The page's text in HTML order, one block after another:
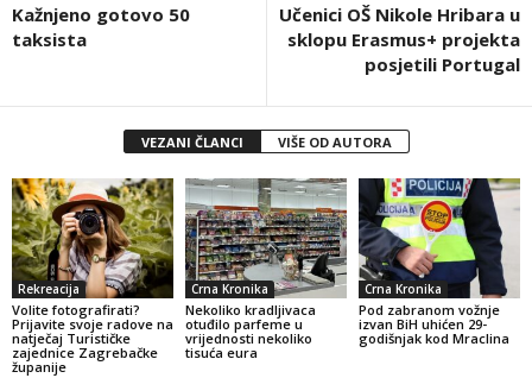
Kažnjeno gotovo 50
taksista
Učenici OŠ Nikole Hribara u
sklopu Erasmus+ projekta
posjetili Portugal
VEZANI ČLANCI VIŠE OD AUTORA
Rekreacija
Volite fotografirati?
Prijavite svoje radove na
natječaj Turističke
zajednice Zagrebačke
županije
Crna Kronika
Nekoliko kradljivaca
otuđilo parfeme u
vrijednosti nekoliko
tisuća eura
Crna Kronika
Pod zabranom vožnje
izvan BiH uhićen 29-
godišnjak kod Mraclina